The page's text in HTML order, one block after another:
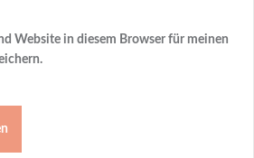
Website in diesem Browser für meinen